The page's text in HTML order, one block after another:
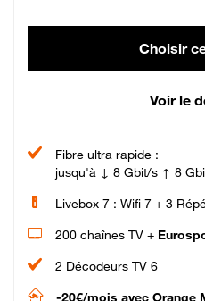
Choisir
Voir le
Fibre ultra rapide :
jusqu'à ↓ 8 Gbit/s ↑ 8
Livebox 7 : Wifi 7 + 3
200 chaînes TV +
2 Décodeurs TV 6
-20€/mois avec Orange